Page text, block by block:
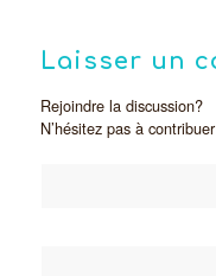
Laisser un
Rejoindre la discussion?
N’hésitez pas à